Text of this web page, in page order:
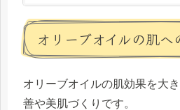
オリーブオイルの肌
オリーブオイルの肌効果を大
善や美肌づくりです。